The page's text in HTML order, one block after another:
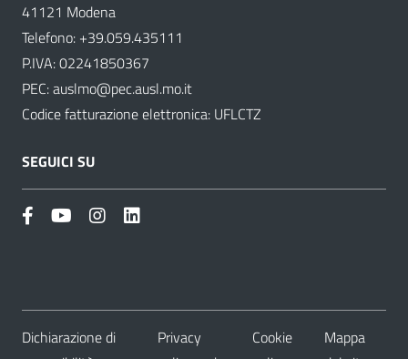
41121 Modena
Telefono: +39.059.435111
P.IVA: 02241850367
PEC:auslmo@pec.ausl.mo.it
Codice fatturazione elettronica: UFLCTZ
SEGUICI SU
Dichiarazione di
Privacy
Cookie
Mappa